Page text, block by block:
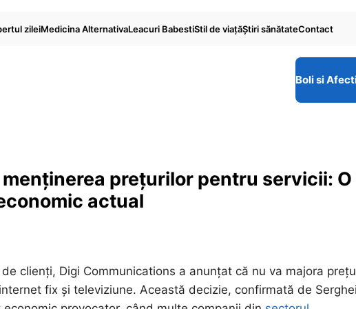
zileiMedicina AlternativaLeacuri BabestiStil de viaţăŞtiri sănătateContact
Boli si
prețurilor pentru servicii: O
actual
clienți, Digi Communications a anunțat că nu va majora
fix și televiziune. Această decizie, confirmată de Serghei